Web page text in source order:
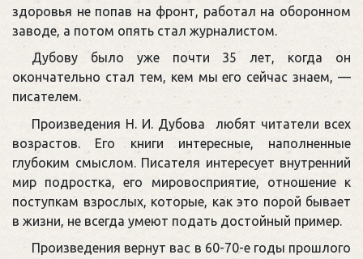
здоровья не попав на фронт, работал на оборонном
заводе, а потом опять стал журналистом.
Дубову было уже почти 35 лет, когда он
окончательно стал тем, кем мы его сейчас знаем, —
писателем.
Произведения Н. И. Дубова любят читатели всех
возрастов. Его книги интересные, наполненные
глубоким смыслом. Писателя интересует внутренний
мир подростка, его мировосприятие, отношение к
поступкам взрослых, которые, как это порой бывает
в жизни, не всегда умеют подать достойный пример.
Произведения вернут вас в 60-70-е годы прошлого